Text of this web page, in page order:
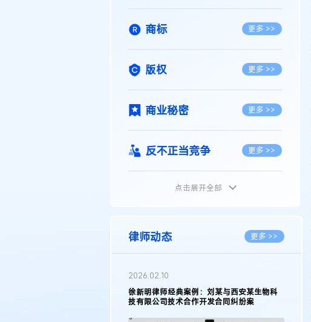
商标 更多 >>
版权 更多 >>
商业秘密 更多 >>
反不正当竞争 更多 >>
植物新品种
地理标志 更多 >>
集成电路布图设计
点击展开全部
律师动态 更多 >>
2026.03.09
著名知识产权律师徐新明接受《中国经营
报》采访：技术革新下知识产权保护面临新